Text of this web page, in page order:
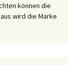
können die
wird die Marke